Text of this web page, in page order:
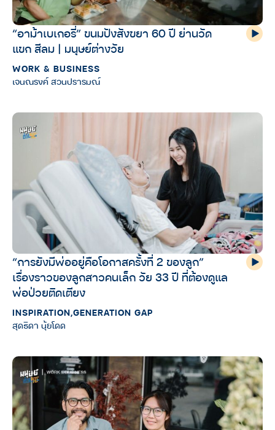
“อาม้าเบเกอรี่” ขนมปังสังขยา 60 ปี ย่านวัด
แขก สีลม | มนุษย์ต่างวัย
WORK & BUSINESS
เจนณรงค์ สวนปรารมณ์
“การยังมีพ่ออยู่คือโอกาสครั้งที่ 2 ของลูก”
เรื่องราวของลูกสาวคนเล็ก วัย 33 ปี ที่ต้องดูแล
พ่อป่วยติดเตียง
INSPIRATION,GENERATION GAP
สุดธิดา นุ้ยโดด